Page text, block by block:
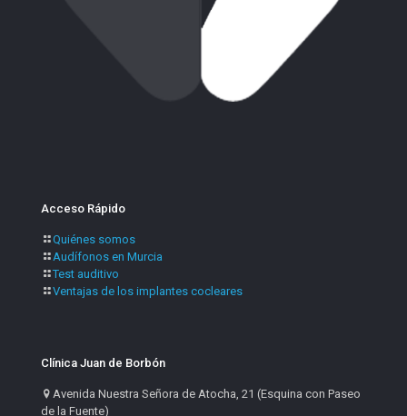
Acceso Rápido
Quiénes somos
Audífonos en Murcia
Test auditivo
Ventajas de los implantes cocleares
Clínica Juan de Borbón
Avenida Nuestra Señora de Atocha, 21 (Esquina con Paseo
de la Fuente)